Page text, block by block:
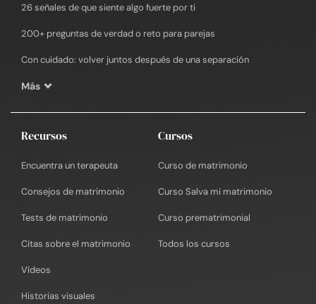
26 señales de que siente algo fuerte por ti
200+ preguntas de verdad o reto para parejas
Con cuidado: volver juntos después de una separación
Más
Recursos
Encuentra un terapeuta
Consejos de matrimonio
Tests de matrimonio
Citas sobre el matrimonio
Vídeos
Historias visuales
Cursos
Curso de matrimonio
Curso Salva mi matrimonio
Curso prematrimonial
Todos los cursos